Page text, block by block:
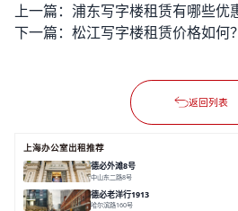
上一篇：
下一篇： 松江写字楼租赁价格如何？
返回列表
上海办公室出租推荐
德必外滩8号
中山东二路8号
德必老洋行1913
哈尔滨路160号